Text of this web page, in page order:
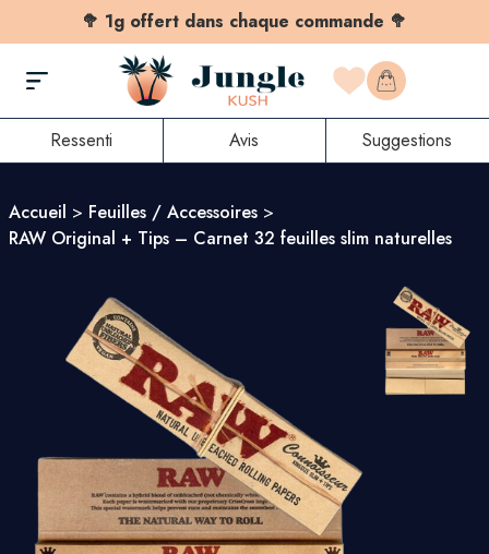
🥦 1g offert dans chaque commande 🥦
Ressenti Avis Suggestions
Accueil > Feuilles / Accessoires >
RAW Original + Tips – Carnet 32 feuilles slim naturelles